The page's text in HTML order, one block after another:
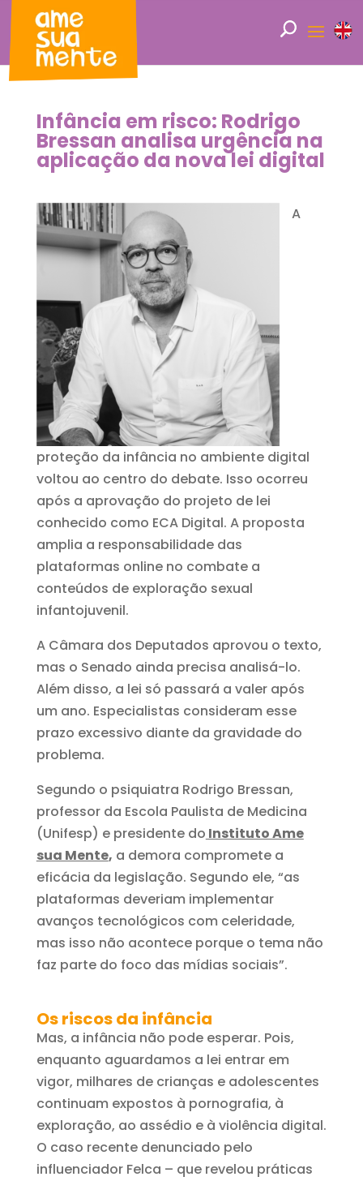
Infância em risco: Rodrigo
Bressan analisa urgência na
aplicação da nova lei digital
A
proteção da infância no ambiente digital
voltou ao centro do debate. Isso ocorreu
após a aprovação do projeto de lei
conhecido como ECA Digital. A proposta
amplia a responsabilidade das
plataformas online no combate a
conteúdos de exploração sexual
infantojuvenil.
A Câmara dos Deputados aprovou o texto,
mas o Senado ainda precisa analisá-lo.
Além disso, a lei só passará a valer após
um ano. Especialistas consideram esse
prazo excessivo diante da gravidade do
problema.
Segundo o psiquiatra Rodrigo Bressan,
professor da Escola Paulista de Medicina
(Unifesp) e presidente do Instituto Ame
sua Mente, a demora compromete a
eficácia da legislação. Segundo ele, “as
plataformas deveriam implementar
avanços tecnológicos com celeridade,
mas isso não acontece porque o tema não
faz parte do foco das mídias sociais”.
Os riscos da infância
Mas, a infância não pode esperar. Pois,
enquanto aguardamos a lei entrar em
vigor, milhares de crianças e adolescentes
continuam expostos à pornografia, à
exploração, ao assédio e à violência digital.
O caso recente denunciado pelo
influenciador Felca – que revelou práticas